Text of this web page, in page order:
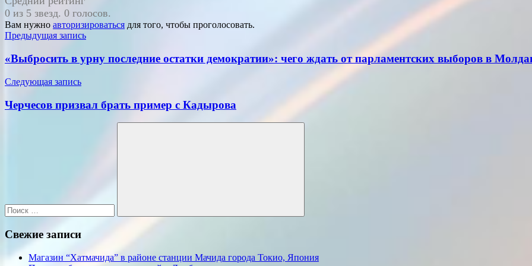
0 из 5 звезд. 0 голосов.
Вам нужно авторизироваться для того, чтобы проголосовать.
Навигация
по
записям
Предыдущая запись
«Выбросить в урну последние остатки демократии»: чего ждать от парламентских выборов в
Следующая запись
Черчесов призвал брать пример с Кадырова
Поиск
Свежие записи
Магазин “Хатмачида” в районе станции Мачида города Токио, Япония